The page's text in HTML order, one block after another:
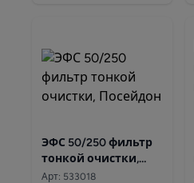
ЭФС 50/250 фильтр
тонкой очистки,
Посейдон
Арт: 533018